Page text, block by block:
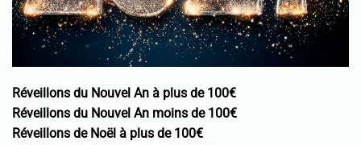
Réveillons du Nouvel An à plus de 100€
Réveillons du Nouvel An moins de 100€
Réveillons de Noël à plus de 100€